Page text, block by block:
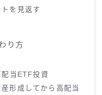
を見返す
り方
当ETF投資
形成してから高配当